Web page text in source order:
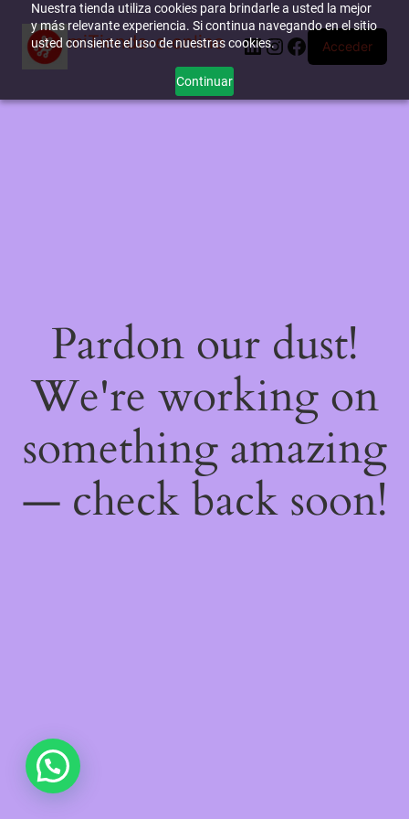
Nuestra tienda utiliza cookies para brindarle a usted la mejor
y más relevante experiencia. Si continua navegando en el sitio
usted consiente el uso de nuestras cookies.
Continuar
miTienda-e.online LinkedIn
Instagram
Facebook
Acceder
Pardon our dust!
We're working on
something amazing
— check back soon!